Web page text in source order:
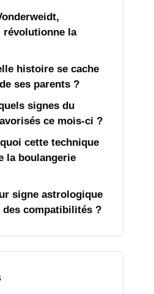
révolutionne la
histoire se cache
ses parents ?
signes du
ce mois-ci ?
cette technique
la boulangerie
signe astrologique
compatibilités ?